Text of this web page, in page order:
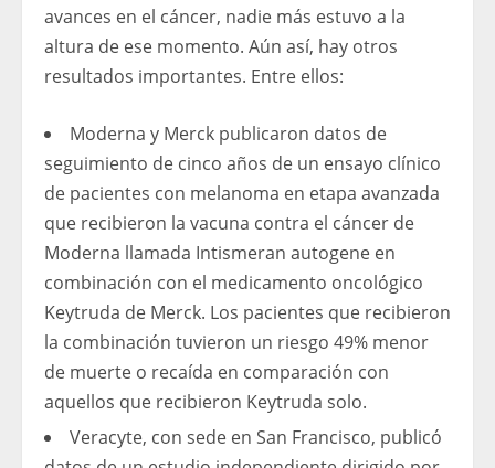
avances en el cáncer, nadie más estuvo a la
altura de ese momento. Aún así, hay otros
resultados importantes. Entre ellos:
Moderna y Merck publicaron datos de
seguimiento de cinco años de un ensayo clínico
de pacientes con melanoma en etapa avanzada
que recibieron la vacuna contra el cáncer de
Moderna llamada Intismeran autogene en
combinación con el medicamento oncológico
Keytruda de Merck. Los pacientes que recibieron
la combinación tuvieron un riesgo 49% menor
de muerte o recaída en comparación con
aquellos que recibieron Keytruda solo.
Veracyte, con sede en San Francisco, publicó